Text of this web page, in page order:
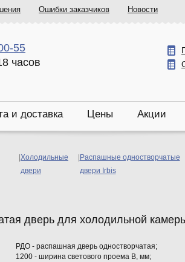
Ошибки заказчиков Новости
55
часов
и доставка Цены Акции
Холодильные
двери
Распашные одностворчатые
двери Irbis
дверь для холодильной
РДО - распашная дверь одностворчатая;
1200 - ширина светового проема В, мм;